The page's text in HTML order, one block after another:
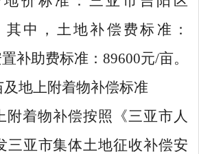
其中，土地补偿费标准：
补助费标准： 89600元/亩。
及地上附着物补偿标准
附着物补偿按照《三亚市人
三亚市集体土地征收补偿安